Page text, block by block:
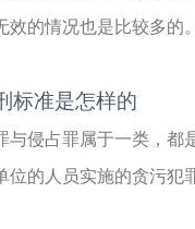
效的情况也是比较多
标准是怎样的
与侵占罪属于一类，
位的人员实施的贪污犯